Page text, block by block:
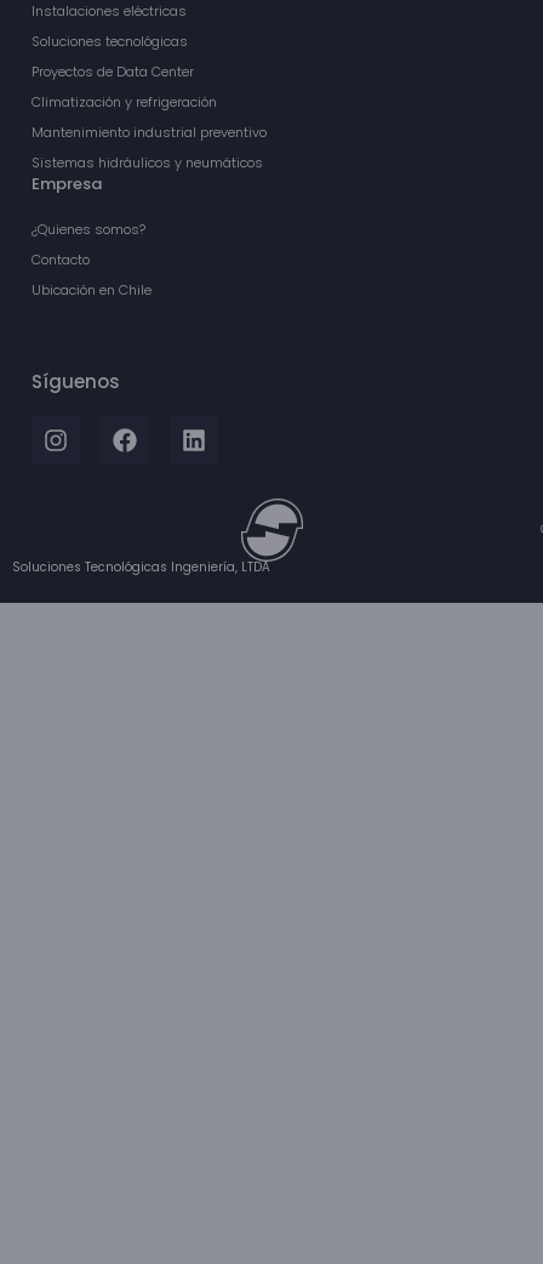
Instalaciones eléctricas
Soluciones tecnológicas
Proyectos de Data Center
Climatización y refrigeración
Mantenimiento industrial preventivo
Sistemas hidráulicos y neumáticos
Empresa
¿Quienes somos?
Contacto
Ubicación en Chile
Síguenos
Soluciones Tecnológicas Ingeniería, LTDA